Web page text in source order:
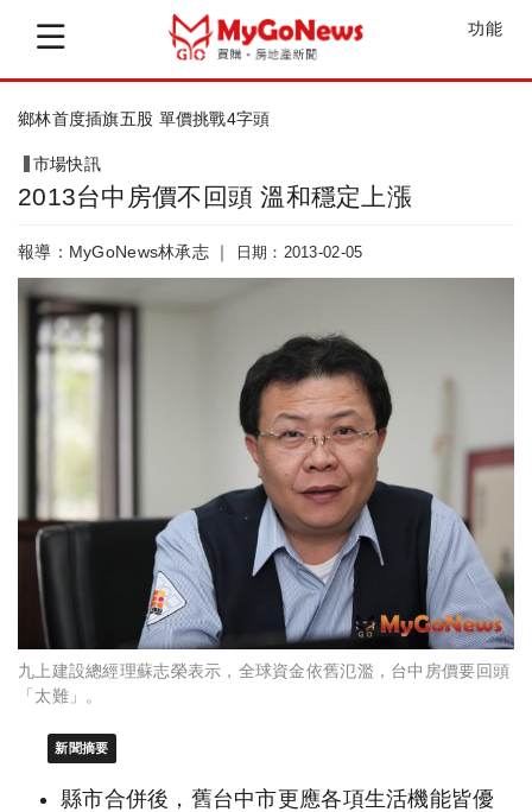
功能
鄉林首度插旗五股 單價挑戰4字頭
市場快訊
2013台中房價不回頭 溫和穩定上漲
報導：MyGoNews林承志 ｜ 日期：2013-02-05
九上建設總經理蘇志榮表示，全球資金依舊氾濫，台中房價要回頭
「太難」。
新聞摘要
縣市合併後，舊台中市更應各項生活機能皆優